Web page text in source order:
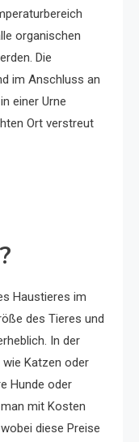
organischen
Die
im Anschluss an
einer Urne
Ort verstreut
Haustieres im
des Tieres und
In der
wie Katzen oder
Hunde oder
mit Kosten
diese Preise